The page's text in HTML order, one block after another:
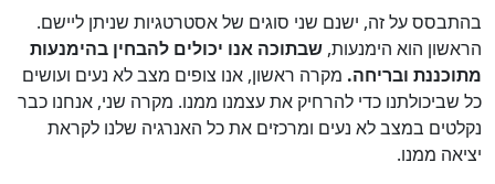
בהתבסס על זה, ישנם שני סוגים של אסטרטגיות שניתן ליישם.
הראשון הוא הימנעות, שבתוכה אנו יכולים להבחין בהימנעות
מתוכננת ובריחה. מקרה ראשון, אנו צופים מצב לא נעים ועושים
כל שביכולתנו כדי להרחיק את עצמנו ממנו. מקרה שני, אנחנו כבר
נקלטים במצב לא נעים ומרכזים את כל האנרגיה שלנו לקראת
יציאה ממנו.